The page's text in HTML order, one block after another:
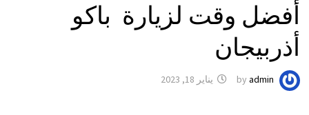
أفضل وقت لزيارة باكو
أذربيجان
byadmin يناير 18, 2023